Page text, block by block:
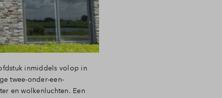
inmiddels volop in
twee-onder-een-
en wolkenluchten. Een